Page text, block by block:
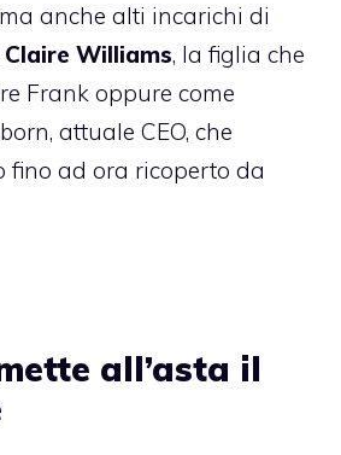
anche alti incarichi di
Claire Williams, la figlia che
Frank oppure come
, attuale CEO, che
fino ad ora ricoperto da
all’asta il